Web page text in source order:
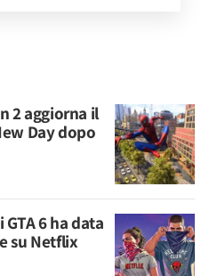
2 aggiorna il
Day dopo
6 ha data
su Netflix